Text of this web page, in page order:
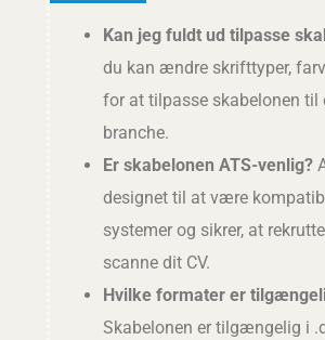
Kan jeg fuldt ud tilpasse
du kan ændre skrifttyper,
for at tilpasse skabelonen til
branche.
Er skabelonen ATS-venlig?
designet til at være
systemer og sikrer, at
scanne dit CV.
Hvilke formater er
Skabelonen er tilgængelig i